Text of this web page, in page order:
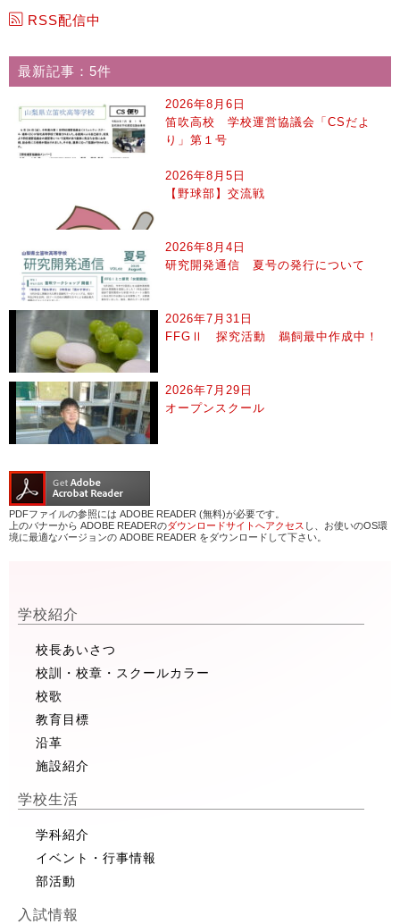
RSS配信中
最新記事：5件
2026年8月6日
笛吹高校 学校運営協議会「CSだよ
り」第１号
2026年8月5日
【野球部】交流戦
2026年8月4日
研究開発通信 夏号の発行について
2026年7月31日
FFGⅡ 探究活動 鵜飼最中作成中！
2026年7月29日
オープンスクール
PDFファイルの参照には ADOBE READER (無料)が必要です。
上のバナーから ADOBE READERのダウンロードサイトへアクセス し、お使いのOS環
境に最適なバージョンの ADOBE READER をダウンロードして下さい。
学校紹介
校長あいさつ
校訓・校章・スクールカラー
校歌
教育目標
沿革
施設紹介
学校生活
学科紹介
イベント・行事情報
部活動
入試情報